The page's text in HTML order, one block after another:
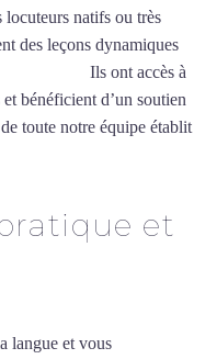
locuteurs natifs ou très
des leçons dynamiques
Ils ont accès à
bénéficient d’un soutien
toute notre équipe établit
et
langue et vous